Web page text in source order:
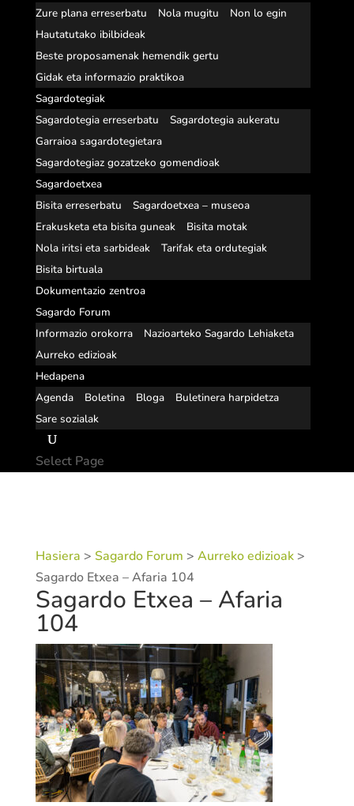
Zure plana erreserbatu
Nola mugitu
Non lo egin
Hautatutako ibilbideak
Beste proposamenak hemendik gertu
Gidak eta informazio praktikoa
Sagardotegiak
Sagardotegia erreserbatu
Sagardotegia aukeratu
Garraioa sagardotegietara
Sagardotegiaz gozatzeko gomendioak
Sagardoetxea
Bisita erreserbatu
Sagardoetxea – museoa
Erakusketa eta bisita guneak
Bisita motak
Nola iritsi eta sarbideak
Tarifak eta ordutegiak
Bisita birtuala
Dokumentazio zentroa
Sagardo Forum
Informazio orokorra
Nazioarteko Sagardo Lehiaketa
Aurreko edizioak
Hedapena
Agenda
Boletina Bloga
Buletinera harpidetza
Sare sozialak
Select Page
Hasiera > Sagardo Forum > Aurreko edizioak>
Sagardo Etxea – Afaria 104
Sagardo Etxea – Afaria
104